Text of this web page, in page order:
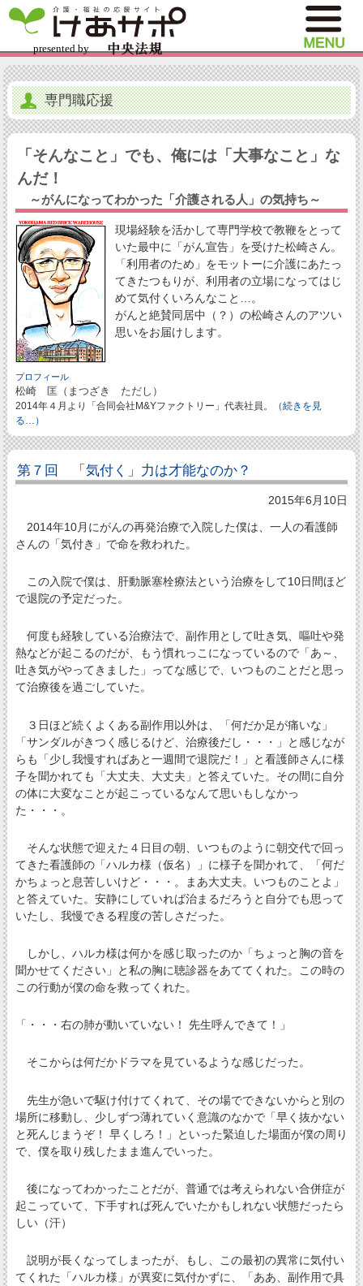
専門職応援
「そんなこと」でも、俺には「大事なこと」な
んだ！
～がんになってわかった「介護される人」の気持ち～
現場経験を活かして専門学校で教鞭をとって
いた最中に「がん宣告」を受けた松崎さん。
「利用者のため」をモットーに介護にあたっ
てきたつもりが、利用者の立場になってはじ
めて気付くいろんなこと…。
がんと絶賛同居中（？）の松崎さんのアツい
思いをお届けします。
プロフィール
松崎 匡（まつざき ただし）
2014年４月より「合同会社M&Yファクトリー」代表社員。
（続きを見
る…）
第７回 「気付く」力は才能なのか？
2015年6月10日
2014年10月にがんの再発治療で入院した僕は、一人の看護師
さんの「気付き」で命を救われた。
この入院で僕は、肝動脈塞栓療法という治療をして10日間ほど
で退院の予定だった。
何度も経験している治療法で、副作用として吐き気、嘔吐や発
熱などが起こるのだが、もう慣れっこになっているので「あ～、
吐き気がやってきました」ってな感じで、いつものことだと思っ
て治療後を過ごしていた。
３日ほど続くよくある副作用以外は、「何だか足が痛いな」
「サンダルがきつく感じるけど、治療後だし・・・」と感じなが
らも「少し我慢すればあと一週間で退院だ！」と看護師さんに様
子を聞かれても「大丈夫、大丈夫」と答えていた。その間に自分
の体に大変なことが起こっているなんて思いもしなかっ
た・・・。
そんな状態で迎えた４日目の朝、いつものように朝交代で回っ
てきた看護師の「ハルカ様（仮名）」に様子を聞かれて、「何だ
かちょっと息苦しいけど・・・。まあ大丈夫。いつものことよ」
と答えていた。安静にしていれば治まるだろうと自分でも思って
いたし、我慢できる程度の苦しさだった。
しかし、ハルカ様は何かを感じ取ったのか「ちょっと胸の音を
聞かせてください」と私の胸に聴診器をあててくれた。この時の
この行動が僕の命を救ってくれた。
「・・・右の肺が動いていない！ 先生呼んできて！」
そこからは何だかドラマを見ているような感じだった。
先生が急いで駆け付けてくれて、その場でできないからと別の
場所に移動し、少しずつ薄れていく意識のなかで「早く抜かない
と死んじまうぞ！ 早くしろ！」といった緊迫した場面が僕の周り
で、僕を取り残したまま進んでいった。
後になってわかったことだが、普通では考えられない合併症が
起こっていて、下手すれば死んでいたかもしれない状態だったら
しい（汗）
説明が長くなってしまったが、もし、この最初の異常に気付い
てくれた「ハルカ様」が異変に気付かずに、「ああ、副作用で具